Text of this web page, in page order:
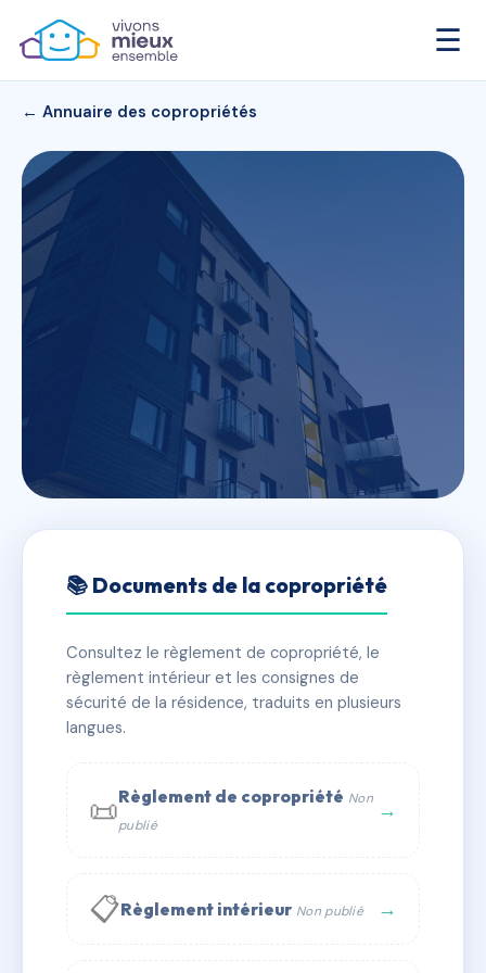
☰
← Annuaire des copropriétés
5 RUE MONTLAUR
✓ Immatriculée 🏠 7 lots 🏗 1 bâtiment(s)
📞 Contacter Syndic Digital
📚 Documents de la copropriété
Consultez le règlement de copropriété, le
règlement intérieur et les consignes de
sécurité de la résidence, traduits en plusieurs
langues.
📜Règlement de copropriété Non
publié
→
📋Règlement intérieur Non publié →